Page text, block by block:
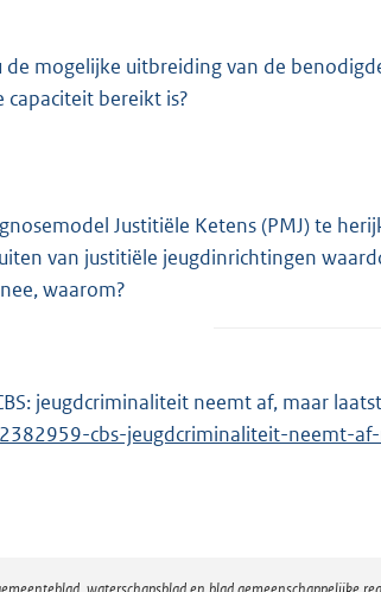
de mogelijke uitbreiding van de
bereikt is?
Justitiële Ketens (PMJ) te
van justitiële jeugdinrichtingen
waarom?
jeugdcriminaliteit neemt af, maar
cbs-jeugdcriminaliteit-neemt-